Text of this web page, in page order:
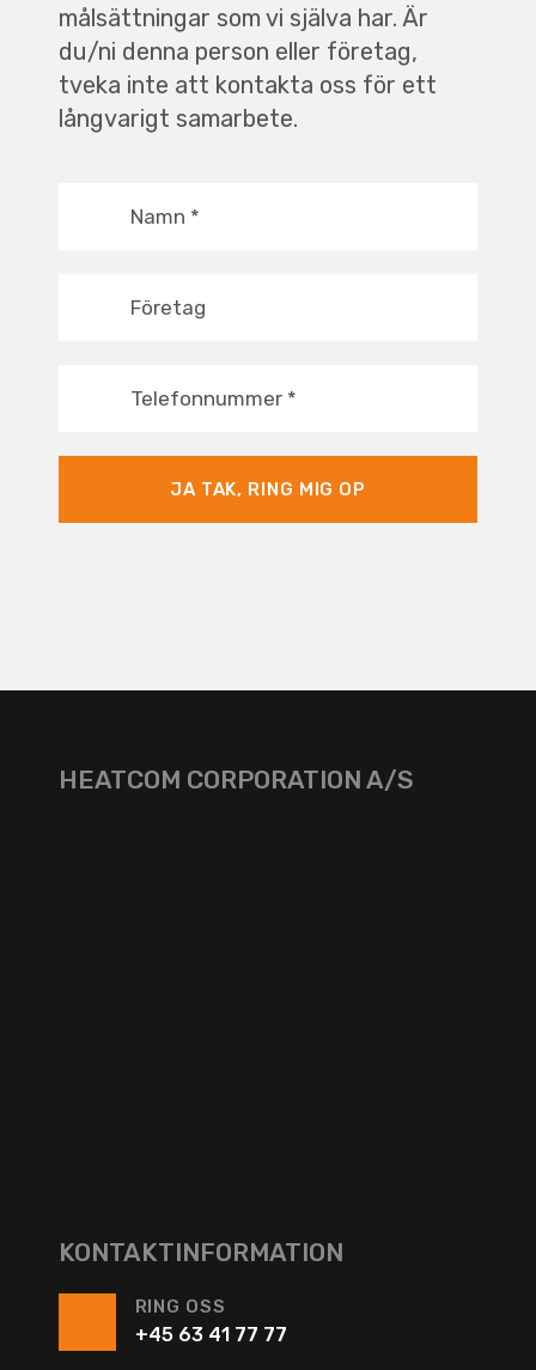
målsättningar som vi själva har. Är
du/ni denna person eller företag,
tveka inte att kontakta oss för ett
långvarigt samarbete.
Namn *
Företag
Telefonnummer *
JA TAK, RING MIG OP
HEATCOM CORPORATION A/S
KONTAKTINFORMATION
RING OSS
+45 63 41 77 77